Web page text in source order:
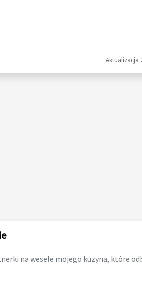
Aktualizacja
na wesele mojego kuzyna, które